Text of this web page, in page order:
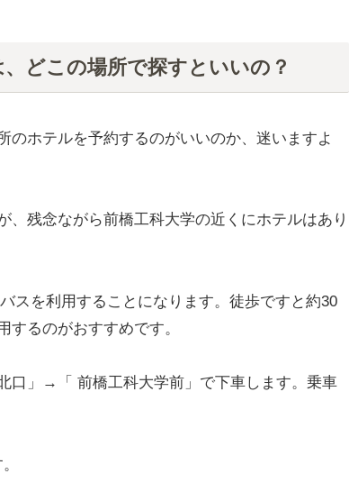
どこの場所で探すといいの？
ホテルを予約するのがいいのか、迷いますよ
残念ながら前橋工科大学の近くにホテルはあり
スを利用することになります。徒歩ですと約30
るのがおすすめです。
口」→「 前橋工科大学前」で下車します。乗車